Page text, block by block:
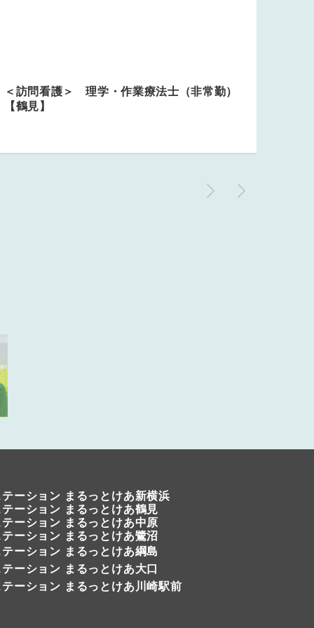
＜訪問看護＞ 理学・作業療法士（非常勤）
【鶴見】
ーション まるっとけあ新横浜
ーション まるっとけあ鶴見
ーション まるっとけあ中原
ーション まるっとけあ鷺沼
ーション まるっとけあ綱島
ーション まるっとけあ大口
ーション まるっとけあ川崎駅前